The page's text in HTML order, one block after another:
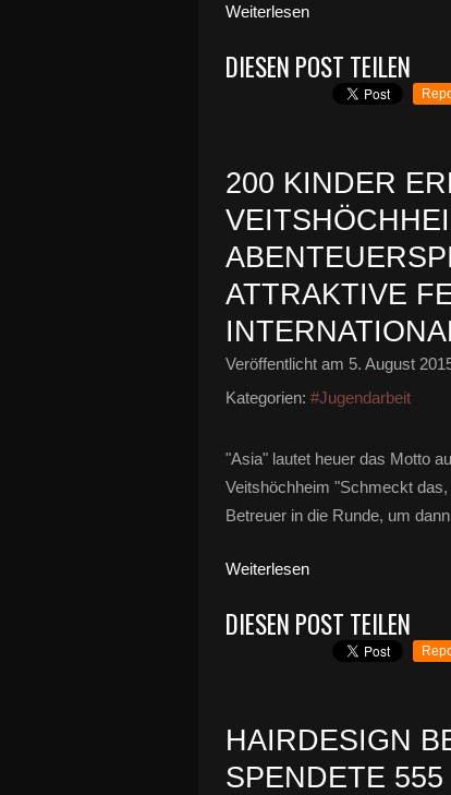
Weiterlesen
DIESEN POST TEILEN
200 KINDER
ATTRAKTIVE
Veröffentlicht am 5. August
Kategorien: #Jugendarbeit
"Asia" lautet heuer das Motto
Veitshöchheim "Schmeckt
Betreuer in die Runde, um
Weiterlesen
DIESEN POST TEILEN
HAIRDESIGN
SPENDETE